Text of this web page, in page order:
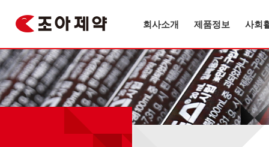
회사소개 제품정보 사회